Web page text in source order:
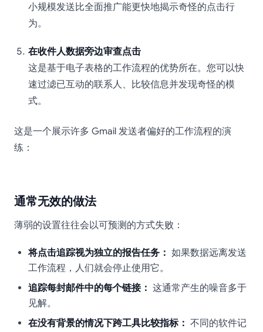
小规模发送比全面推广能更快地揭示奇怪的点击行
为。
在收件人数据旁边审查点击
这是基于电子表格的工作流程的优势所在。您可以快
速过滤已互动的联系人、比较信息并发现奇怪的模
式。
这是一个展示许多 Gmail 发送者偏好的工作流程的演
练：
通常无效的做法
薄弱的设置往往会以可预测的方式失败：
将点击追踪视为独立的报告任务： 如果数据远离发送
工作流程，人们就会停止使用它。
追踪每封邮件中的每个链接： 这通常产生的噪音多于
见解。
在没有背景的情况下跨工具比较指标： 不同的软件记